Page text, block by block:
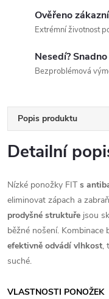
Ověřeno
Extrémní životnost
Nesedí?
Bezproblémová
Popis produktu
Detailní
Nízké ponožky FITs
eliminovat zápach a
prodyšné struktuře jsou
běžné nošení.
efektivně odvádí vlhkost,
suché.
VLASTNOSTI PONOŽEK